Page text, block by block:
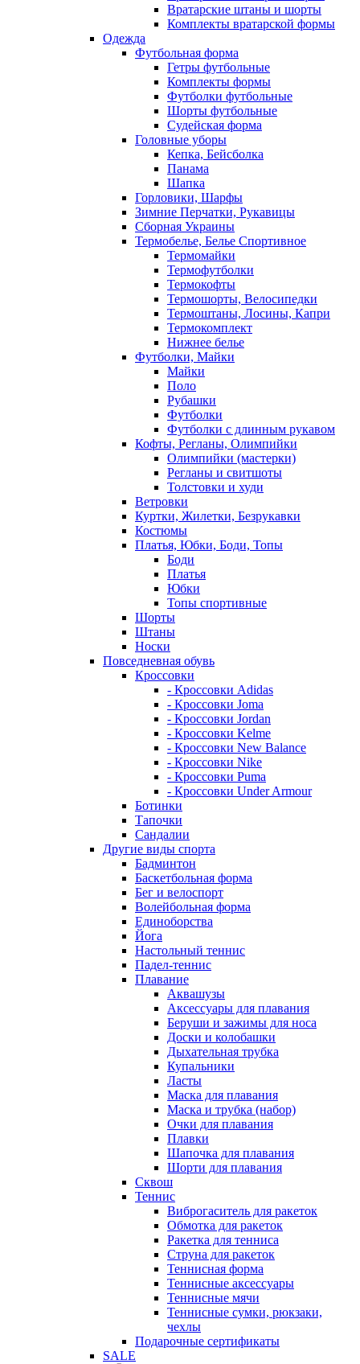
Вратарские штаны и шорты
Комплекты вратарской формы
Одежда
Футбольная форма
Гетры футбольные
Комплекты формы
Футболки футбольные
Шорты футбольные
Судейская форма
Головные уборы
Кепка, Бейсболка
Панама
Шапка
Горловики, Шарфы
Зимние Перчатки, Рукавицы
Сборная Украины
Термобелье, Белье Спортивное
Термомайки
Термофутболки
Термокофты
Термошорты, Велосипедки
Термоштаны, Лосины, Капри
Термокомплект
Нижнее белье
Футболки, Майки
Майки
Поло
Рубашки
Футболки
Футболки с длинным рукавом
Кофты, Регланы, Олимпийки
Олимпийки (мастерки)
Регланы и свитшоты
Толстовки и худи
Ветровки
Куртки, Жилетки, Безрукавки
Костюмы
Платья, Юбки, Боди, Топы
Боди
Платья
Юбки
Топы спортивные
Шорты
Штаны
Носки
Повседневная обувь
Кроссовки
- Кроссовки Adidas
- Кроссовки Joma
- Кроссовки Jordan
- Кроссовки Kelme
- Кроссовки New Balance
- Кроссовки Nike
- Кроссовки Puma
- Кроссовки Under Armour
Ботинки
Тапочки
Сандалии
Другие виды спорта
Бадминтон
Баскетбольная форма
Бег и велоспорт
Волейбольная форма
Единоборства
Йога
Настольный теннис
Падел-теннис
Плавание
Аквашузы
Аксессуары для плавания
Беруши и зажимы для носа
Доски и колобашки
Дыхательная трубка
Купальники
Ласты
Маска для плавания
Маска и трубка (набор)
Очки для плавания
Плавки
Шапочка для плавания
Шорти для плавания
Сквош
Теннис
Виброгаситель для ракеток
Обмотка для ракеток
Ракетка для тенниса
Струна для ракеток
Теннисная форма
Теннисные аксессуары
Теннисные мячи
Теннисные сумки, рюкзаки,
чехлы
Подарочные сертификаты
SALE